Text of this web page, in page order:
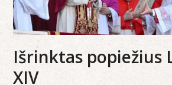
Išrinktas popiežius
XIV